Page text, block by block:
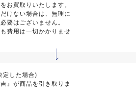
お買取りいたします。
けない場合は、無理に
要はございません。
費用は一切かかりませ
定した場合)
吉』が商品を引き取りま